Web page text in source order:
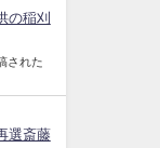
稲刈
された
選斎藤